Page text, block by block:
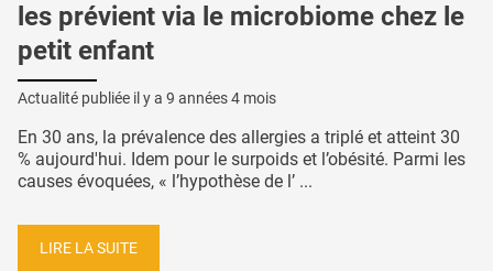
les prévient via le microbiome chez le
petit enfant
Actualité publiée il y a 9 années 4 mois
En 30 ans, la prévalence des allergies a triplé et atteint 30
% aujourd'hui. Idem pour le surpoids et l’obésité. Parmi les
causes évoquées, « l’hypothèse de l’ ...
LIRE LA SUITE